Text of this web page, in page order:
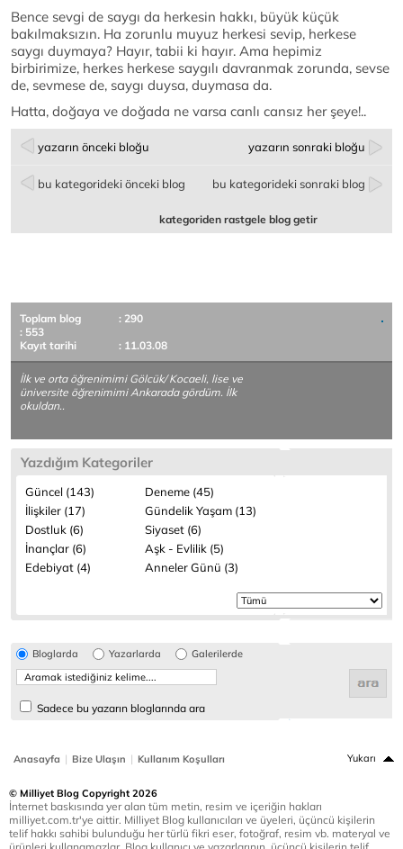
Bence sevgi de saygı da herkesin hakkı, büyük küçük
bakılmaksızın. Ha zorunlu muyuz herkesi sevip, herkese
saygı duymaya? Hayır, tabii ki hayır. Ama hepimiz
birbirimize, herkes herkese saygılı davranmak zorunda, sevse
de, sevmese de, saygı duysa, duymasa da.
Hatta, doğaya ve doğada ne varsa canlı cansız her şeye!..
yazarın önceki bloğu yazarın sonraki bloğu
bu kategorideki önceki blog bu kategorideki sonraki blog
kategoriden rastgele blog getir
Toplam blog
: 290
: 553
Kayıt tarihi
: 11.03.08
İlk ve orta öğrenimimi Gölcük/ Kocaeli, lise ve
üniversite öğrenimimi Ankarada gördüm. İlk
okuldan..
Yazdığım Kategoriler
Güncel (143)
Deneme (45)
İlişkiler (17)
Gündelik Yaşam (13)
Dostluk (6)
Siyaset (6)
İnançlar (6)
Aşk - Evlilik (5)
Edebiyat (4)
Anneler Günü (3)
Bloglarda Yazarlarda Galerilerde
Sadece bu yazarın bloglarında ara
Anasayfa | Bize Ulaşın | Kullanım Koşulları Yukarı
© Milliyet Blog Copyright 2026
İnternet baskısında yer alan tüm metin, resim ve içeriğin hakları
milliyet.com.tr'ye aittir. Milliyet Blog kullanıcıları ve üyeleri, üçüncü kişilerin
telif hakkı sahibi bulunduğu her türlü fikri eser, fotoğraf, resim vb. materyal ve